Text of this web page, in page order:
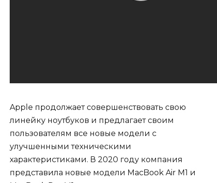
Apple продолжает совершенствовать свою
линейку ноутбуков и предлагает своим
пользователям все новые модели с
улучшенными техническими
характеристиками. В 2020 году компания
представила новые модели MacBook Air M1 и